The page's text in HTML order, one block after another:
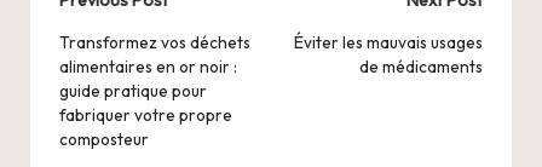
navigation
Transformez vos déchets
alimentaires en or noir :
guide pratique pour
fabriquer votre propre
composteur
Éviter les mauvais usages
de médicaments